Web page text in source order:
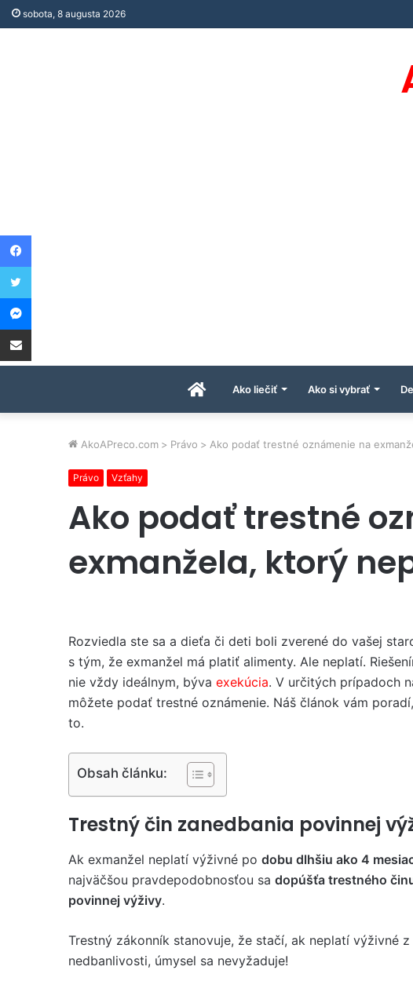
sobota, 8 augusta 2026
ÚvodnáAko liečiť Ako si vybrať
AkoAPreco.com > Právo > Ako podať trestné oznámenie na
Právo Vzťahy
Ako podať trestné
exmanžela, ktorý
Rozviedla ste sa a dieťa či deti boli zverené do vašej
s tým, že exmanžel má platiť alimenty. Ale neplatí.
nie vždy ideálnym, býva exekúcia. V určitých prípadoch
môžete podať trestné oznámenie. Náš článok vám
to.
Obsah článku:
Trestný čin zanedbania povinnej
Ak exmanžel neplatí výživné po dobu dlhšiu ako 4
najväčšou pravdepodobnosťou sa dopúšťa trestného
povinnej výživy.
Trestný zákonník stanovuje, že stačí, ak neplatí výživné z
nedbanlivosti, úmysel sa nevyžaduje!
Facebook
Twitter
Messenger
Share via Email